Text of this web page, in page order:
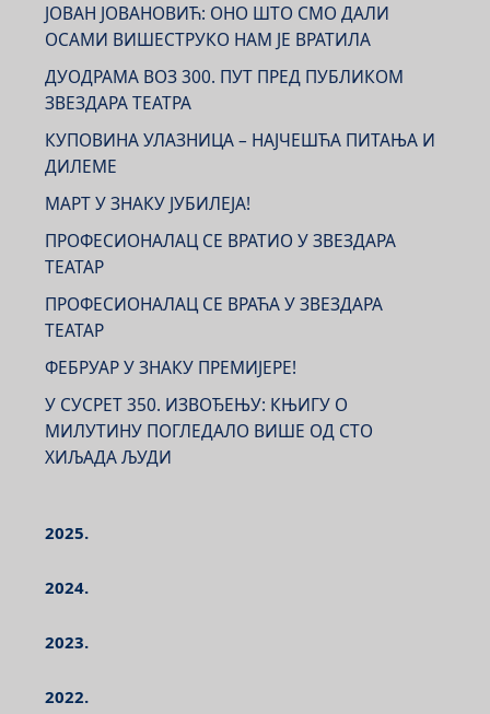
ЈОВАН ЈОВАНОВИЋ: ОНО ШТО СМО ДАЛИ
ОСАМИ ВИШЕСТРУКО НАМ ЈЕ ВРАТИЛА
ДУОДРАМА ВОЗ 300. ПУТ ПРЕД ПУБЛИКОМ
ЗВЕЗДАРА ТЕАТРА
КУПОВИНА УЛАЗНИЦА – НАЈЧЕШЋА ПИТАЊА И
ДИЛЕМЕ
МАРТ У ЗНАКУ ЈУБИЛЕЈА!
ПРОФЕСИОНАЛАЦ СЕ ВРАТИО У ЗВЕЗДАРА
ТЕАТАР
ПРОФЕСИОНАЛАЦ СЕ ВРАЋА У ЗВЕЗДАРА
ТЕАТАР
ФЕБРУАР У ЗНАКУ ПРЕМИЈЕРЕ!
У СУСРЕТ 350. ИЗВОЂЕЊУ: КЊИГУ О
МИЛУТИНУ ПОГЛЕДАЛО ВИШЕ ОД СТО
ХИЉАДА ЉУДИ
2025.
2024.
2023.
2022.